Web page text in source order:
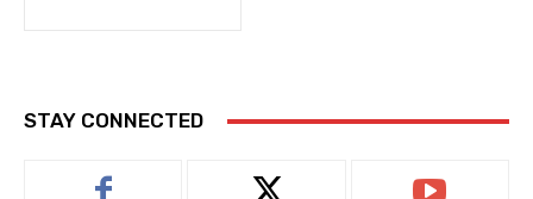
STAY CONNECTED